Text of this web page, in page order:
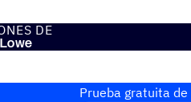
DE
Prueba gratuita